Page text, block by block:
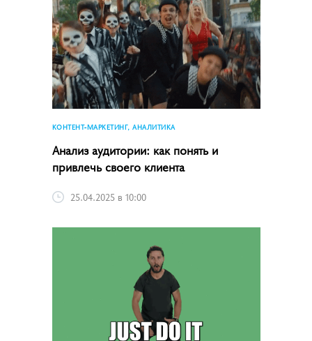
КОНТЕНТ-МАРКЕТИНГ, АНАЛИТИКА
Анализ аудитории: как понять и
привлечь своего клиента
25.04.2025 в 10:00